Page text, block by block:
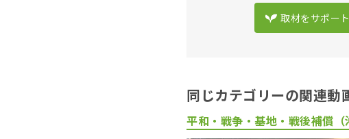
取材をサポー
同じカテゴリーの関連動
平和・戦争・基地・戦後補償（